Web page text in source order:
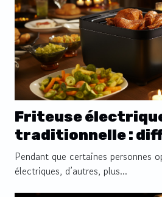
Friteuse
traditionnelle :
Pendant que certaines personnes
électriques, d’autres, plus...